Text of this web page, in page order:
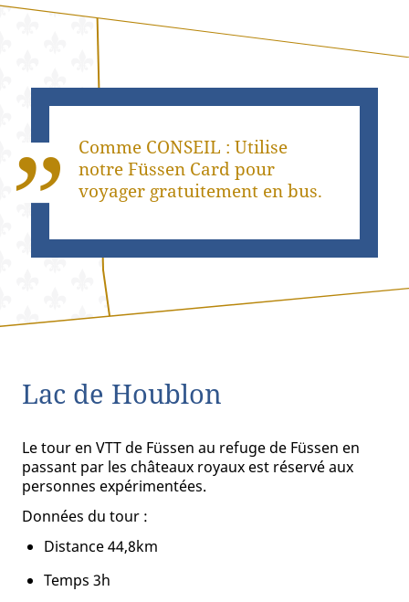
Comme CONSEIL : Utilise
notre Füssen Card pour
voyager gratuitement en bus.
Lac de Houblon
Le tour en VTT de Füssen au refuge de Füssen en
passant par les châteaux royaux est réservé aux
personnes expérimentées.
Données du tour :
Distance 44,8km
Temps 3h